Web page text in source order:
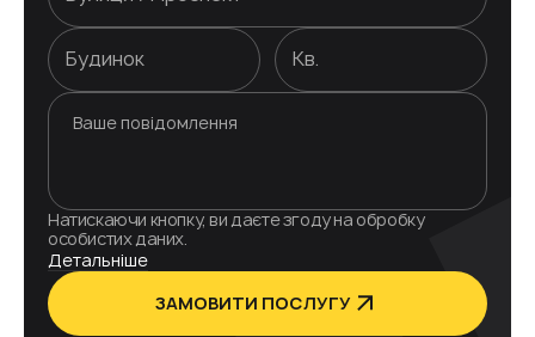
Натискаючи кнопку, ви даєте згоду на обробку
особистих даних.
Детальніше
ЗАМОВИТИ ПОСЛУГУ